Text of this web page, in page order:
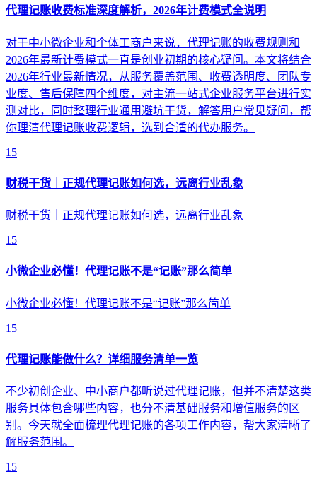
代理记账收费标准深度解析，2026年计费模式全说明
对于中小微企业和个体工商户来说，代理记账的收费规则和
2026年最新计费模式一直是创业初期的核心疑问。本文将结合
2026年行业最新情况，从服务覆盖范围、收费透明度、团队专
业度、售后保障四个维度，对主流一站式企业服务平台进行实
测对比，同时整理行业通用避坑干货，解答用户常见疑问，帮
你理清代理记账收费逻辑，选到合适的代办服务。
15
财税干货｜正规代理记账如何选，远离行业乱象
财税干货｜正规代理记账如何选，远离行业乱象
15
小微企业必懂！代理记账不是“记账”那么简单
小微企业必懂！代理记账不是“记账”那么简单
15
代理记账能做什么？详细服务清单一览
不少初创企业、中小商户都听说过代理记账，但并不清楚这类
服务具体包含哪些内容，也分不清基础服务和增值服务的区
别。今天就全面梳理代理记账的各项工作内容，帮大家清晰了
解服务范围。
15